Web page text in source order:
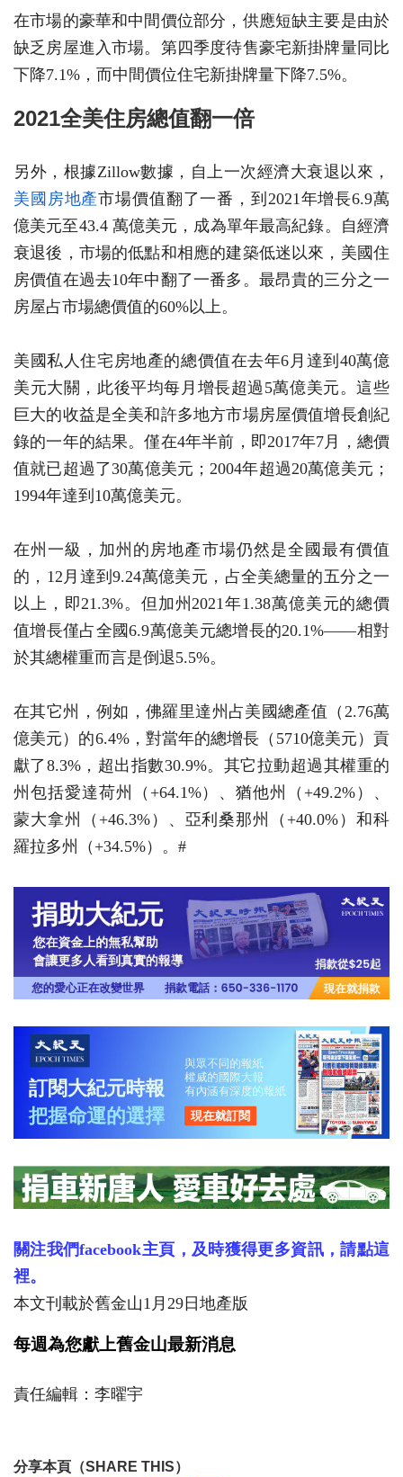
在市場的豪華和中間價位部分，供應短缺主要是由於
缺乏房屋進入市場。第四季度待售豪宅新掛牌量同比
下降7.1%，而中間價位住宅新掛牌量下降7.5%。
2021全美住房總值翻一倍
另外，根據Zillow數據，自上一次經濟大衰退以來，
美國房地產市場價值翻了一番，到2021年增長6.9萬
億美元至43.4 萬億美元，成為單年最高紀錄。自經濟
衰退後，市場的低點和相應的建築低迷以來，美國住
房價值在過去10年中翻了一番多。最昂貴的三分之一
房屋占市場總價值的60%以上。
美國私人住宅房地產的總價值在去年6月達到40萬億
美元大關，此後平均每月增長超過5萬億美元。這些
巨大的收益是全美和許多地方市場房屋價值增長創紀
錄的一年的結果。僅在4年半前，即2017年7月，總價
值就已超過了30萬億美元；2004年超過20萬億美元；
1994年達到10萬億美元。
在州一級，加州的房地產市場仍然是全國最有價值
的，12月達到9.24萬億美元，占全美總量的五分之一
以上，即21.3%。但加州2021年1.38萬億美元的總價
值增長僅占全國6.9萬億美元總增長的20.1%——相對
於其總權重而言是倒退5.5%。
在其它州，例如，佛羅里達州占美國總產值（2.76萬
億美元）的6.4%，對當年的總增長（5710億美元）貢
獻了8.3%，超出指數30.9%。其它拉動超過其權重的
州包括愛達荷州（+64.1%）、猶他州（+49.2%）、
蒙大拿州（+46.3%）、亞利桑那州（+40.0%）和科
羅拉多州（+34.5%）。#
關注我們facebook主頁，及時獲得更多資訊，請點這
裡。
本文刊載於舊金山1月29日地產版
每週為您獻上舊金山最新消息
責任編輯：李曜宇
分享本頁（SHARE THIS）